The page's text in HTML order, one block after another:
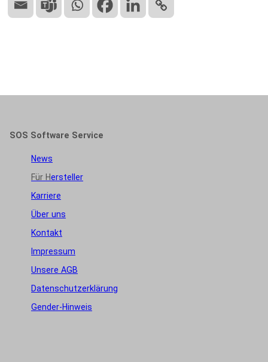
SOS Software Service
News
Für Hersteller
Karriere
Über uns
Kontakt
Impressum
Unsere AGB
Datenschutzerklärung
Gender-Hinweis